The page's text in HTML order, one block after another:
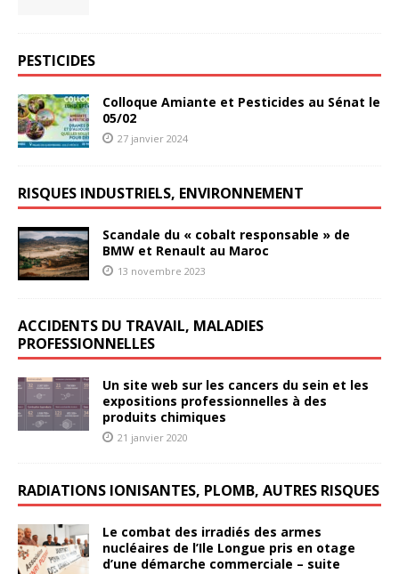
PESTICIDES
Colloque Amiante et Pesticides au Sénat le
05/02
27 janvier 2024
RISQUES INDUSTRIELS, ENVIRONNEMENT
Scandale du « cobalt responsable » de
BMW et Renault au Maroc
13 novembre 2023
ACCIDENTS DU TRAVAIL, MALADIES
PROFESSIONNELLES
Un site web sur les cancers du sein et les
expositions professionnelles à des
produits chimiques
21 janvier 2020
RADIATIONS IONISANTES, PLOMB, AUTRES RISQUES
Le combat des irradiés des armes
nucléaires de l’Ile Longue pris en otage
d’une démarche commerciale – suite